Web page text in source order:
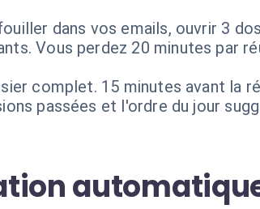
dans vos emails, ouvrir 3
Vous perdez 20 minutes par
complet. 15 minutes avant la
passées et l'ordre du jour